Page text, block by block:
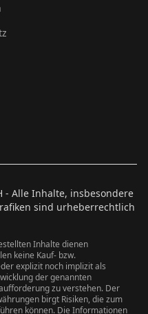
- Alle Inhalte, insbesondere
sind urheberrechtlich
Inhalte dienen
keine Kauf- bzw.
explizit noch implizit als
der genannten
zu verstehen. Der
birgt Risiken, die zum
können. Die Informationen